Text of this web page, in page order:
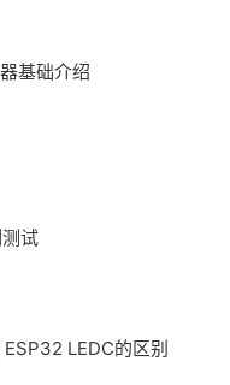
基础介绍
试
LEDC的区别